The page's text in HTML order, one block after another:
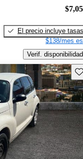
El precio incluye tasas
$138/mes
Verif. disponibilidad